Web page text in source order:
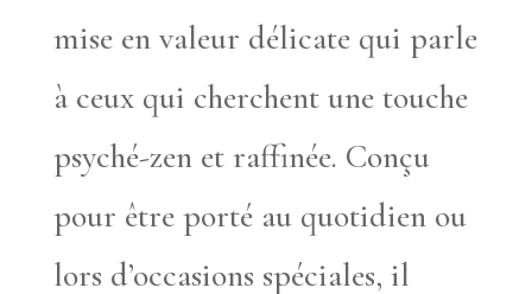
mise en valeur délicate qui parle
à ceux qui cherchent une touche
psyché-zen et raffinée. Conçu
pour être porté au quotidien ou
lors d’occasions spéciales, il